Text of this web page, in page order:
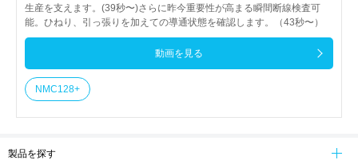
生産を支えます。(39秒〜)さらに昨今重要性が高まる瞬間断線検査可
能。ひねり、引っ張りを加えての導通状態を確認します。（43秒〜）
動画を見る
NMC128+
製品を探す